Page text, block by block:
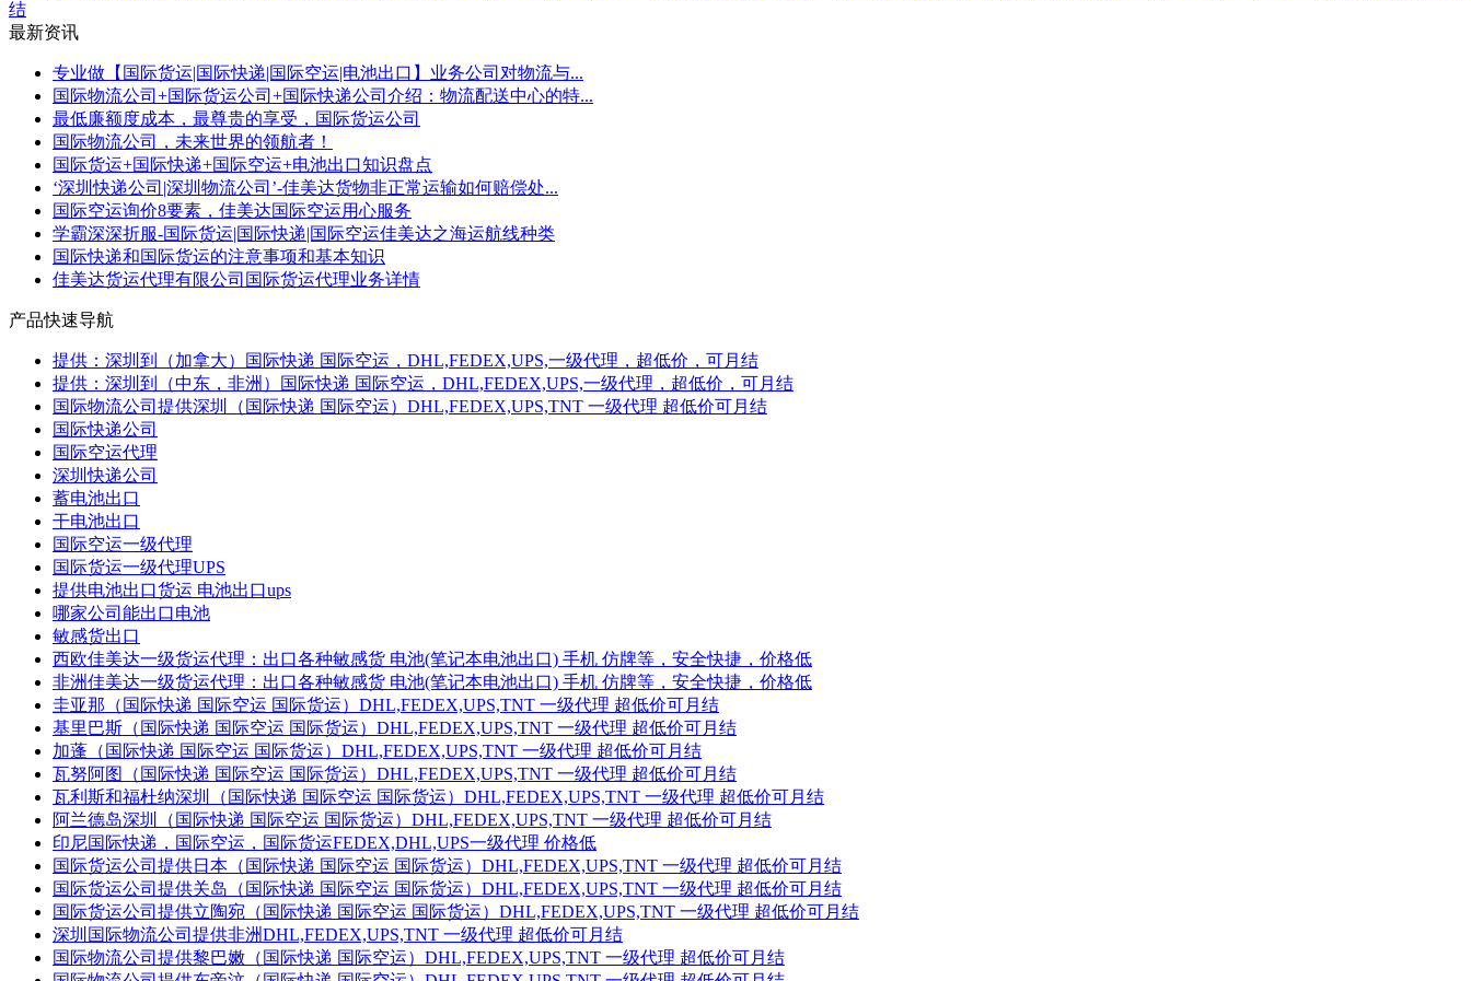
结
最新资讯
专业做【国际货运|国际快递|国际空运|电池出口】业务公司对物流与...
国际物流公司+国际货运公司+国际快递公司介绍：物流配送中心的特...
最低廉额度成本，最尊贵的享受，国际货运公司
国际物流公司，未来世界的领航者！
国际货运+国际快递+国际空运+电池出口知识盘点
‘深圳快递公司|深圳物流公司’-佳美达货物非正常运输如何赔偿处...
国际空运询价8要素，佳美达国际空运用心服务
学霸深深折服-国际货运|国际快递|国际空运佳美达之海运航线种类
国际快递和国际货运的注意事项和基本知识
佳美达货运代理有限公司国际货运代理业务详情
产品快速导航
提供：深圳到（加拿大）国际快递 国际空运，DHL,FEDEX,UPS,一级代理，超低价，可月结
提供：深圳到（中东，非洲）国际快递 国际空运，DHL,FEDEX,UPS,一级代理，超低价，可月结
国际物流公司提供深圳（国际快递 国际空运）DHL,FEDEX,UPS,TNT 一级代理 超低价可月结
国际快递公司
国际空运代理
深圳快递公司
蓄电池出口
干电池出口
国际空运一级代理
国际货运一级代理UPS
提供电池出口货运 电池出口ups
哪家公司能出口电池
敏感货出口
西欧佳美达一级货运代理：出口各种敏感货 电池(笔记本电池出口) 手机 仿牌等，安全快捷，价格低
非洲佳美达一级货运代理：出口各种敏感货 电池(笔记本电池出口) 手机 仿牌等，安全快捷，价格低
圭亚那（国际快递 国际空运 国际货运）DHL,FEDEX,UPS,TNT 一级代理 超低价可月结
基里巴斯（国际快递 国际空运 国际货运）DHL,FEDEX,UPS,TNT 一级代理 超低价可月结
加蓬（国际快递 国际空运 国际货运）DHL,FEDEX,UPS,TNT 一级代理 超低价可月结
瓦努阿图（国际快递 国际空运 国际货运）DHL,FEDEX,UPS,TNT 一级代理 超低价可月结
瓦利斯和福杜纳深圳（国际快递 国际空运 国际货运）DHL,FEDEX,UPS,TNT 一级代理 超低价可月结
阿兰德岛深圳（国际快递 国际空运 国际货运）DHL,FEDEX,UPS,TNT 一级代理 超低价可月结
印尼国际快递，国际空运，国际货运FEDEX,DHL,UPS一级代理 价格低
国际货运公司提供日本（国际快递 国际空运 国际货运）DHL,FEDEX,UPS,TNT 一级代理 超低价可月结
国际货运公司提供关岛（国际快递 国际空运 国际货运）DHL,FEDEX,UPS,TNT 一级代理 超低价可月结
国际货运公司提供立陶宛（国际快递 国际空运 国际货运）DHL,FEDEX,UPS,TNT 一级代理 超低价可月结
深圳国际物流公司提供非洲DHL,FEDEX,UPS,TNT 一级代理 超低价可月结
国际物流公司提供黎巴嫩（国际快递 国际空运）DHL,FEDEX,UPS,TNT 一级代理 超低价可月结